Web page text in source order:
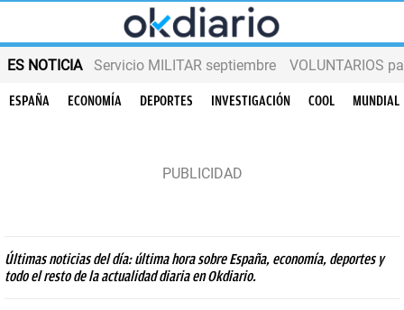
ES NOTICIA Servicio MILITAR septiembre VOLUNTARIOS
ESPAÑA ECONOMÍA DEPORTES INVESTIGACIÓN COOL MUNDIAL
Últimas noticias del día: última hora sobre España, economía, deportes y
todo el resto de la actualidad diaria en Okdiario.